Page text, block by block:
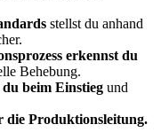
stellst du anhand
erkennst du
Behebung.
beim Einstieg und
die Produktionsleitung.